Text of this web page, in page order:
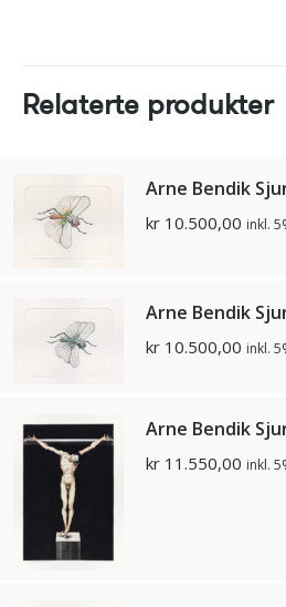
Relaterte produkter
Arne Bendik
kr 10.500,00 inkl.
Arne Bendik
kr 10.500,00 inkl.
Arne Bendik
kr 11.550,00 inkl.